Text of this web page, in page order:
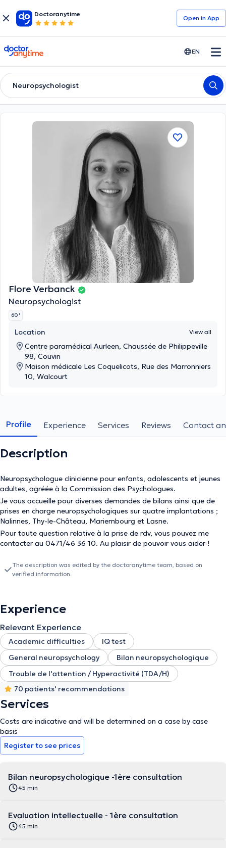
Doctoranytime
Open in Αpp
doctoranytime EN
Neuropsychologist
Flore Verbanck
Neuropsychologist
60 '
Location View all
Centre paramédical Aurleen, Chaussée de Philippeville
98, Couvin
Maison médicale Les Coquelicots, Rue des Marronniers
10, Walcourt
Profile Experience Services Reviews Contact
Description
Neuropsychologue clinicienne pour enfants, adolescents et jeunes
adultes, agréée à la Commission des Psychologues.
Je vous accueille pour diverses demandes de bilans ainsi que de
prises en charge neuropsychologiques sur quatre implantations ;
Nalinnes, Thy-le-Château, Mariembourg et Lasne.
Pour toute question relative à la prise de rdv, vous pouvez me
contacter au 0471/46 36 10. Au plaisir de pouvoir vous aider !
The description was edited by the doctoranytime team, based on
verified information.
Experience
Relevant Experience
Academic difficulties
IQ test
General neuropsychology
Bilan neuropsychologique
Trouble de l'attention / Hyperactivité (TDA/H)
70 patients' recommendations
Services
Costs are indicative and will be determined on a case by case
basis
Register to see prices
Bilan neuropsychologique -1ère consultation
45 min
Evaluation intellectuelle - 1ère consultation
45 min